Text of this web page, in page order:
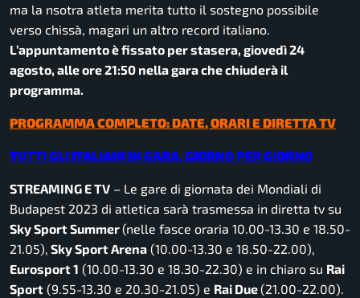
ma la nsotra atleta merita tutto il sostegno possibile
verso chissà, magari un altro record italiano.
L’appuntamento è fissato per stasera, giovedì 24
agosto, alle ore 21:50 nella gara che chiuderà il
programma.
PROGRAMMA COMPLETO: DATE, ORARI E DIRETTA TV
TUTTI GLI ITALIANI IN GARA, GIORNO PER GIORNO
STREAMING E TV – Le gare di giornata dei Mondiali di
Budapest 2023 di atletica sarà trasmessa in diretta tv su
Sky Sport Summer(nelle fasce oraria 10.00-13.30 e 18.50-
21.05), Sky Sport Arena (10.00-13.30 e 18.50-22.00),
Eurosport 1 (10.00-13.30 e 18.30-22.30) e in chiaro su Rai
Sport (9.55-13.30 e 20.30-21.05) e Rai Due(21.00-22.00).